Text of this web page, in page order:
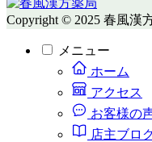
Copyright © 2025 春風漢
メニュー
ホーム
アクセス
お客様の
店主ブロ